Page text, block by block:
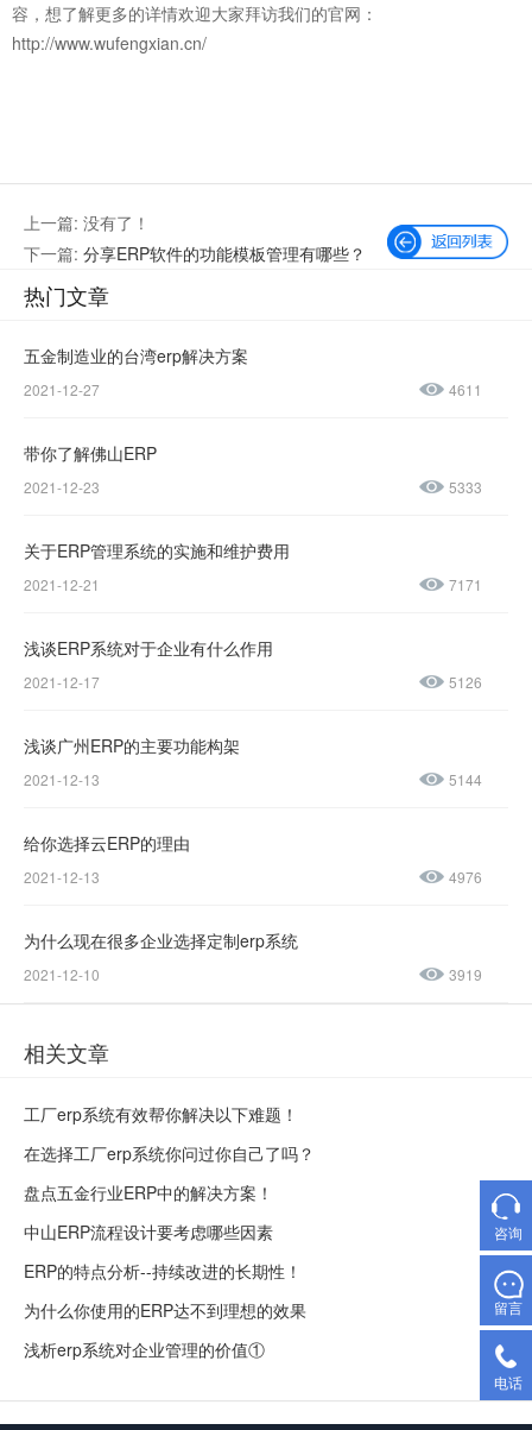
容，想了解更多的详情欢迎大家拜访我们的官网：
http://www.wufengxian.cn/
上一篇: 没有了！
下一篇: 分享ERP软件的功能模板管理有哪些？
热门文章
五金制造业的台湾erp解决方案
2021-12-27 4611
带你了解佛山ERP
2021-12-23 5333
关于ERP管理系统的实施和维护费用
2021-12-21 7171
浅谈ERP系统对于企业有什么作用
2021-12-17 5126
浅谈广州ERP的主要功能构架
2021-12-13 5144
给你选择云ERP的理由
2021-12-13 4976
为什么现在很多企业选择定制erp系统
2021-12-10 3919
相关文章
工厂erp系统有效帮你解决以下难题！
在选择工厂erp系统你问过你自己了吗？
盘点五金行业ERP中的解决方案！
中山ERP流程设计要考虑哪些因素
ERP的特点分析--持续改进的长期性！
为什么你使用的ERP达不到理想的效果
浅析erp系统对企业管理的价值①
4155
1237-
咨询
留言
电话